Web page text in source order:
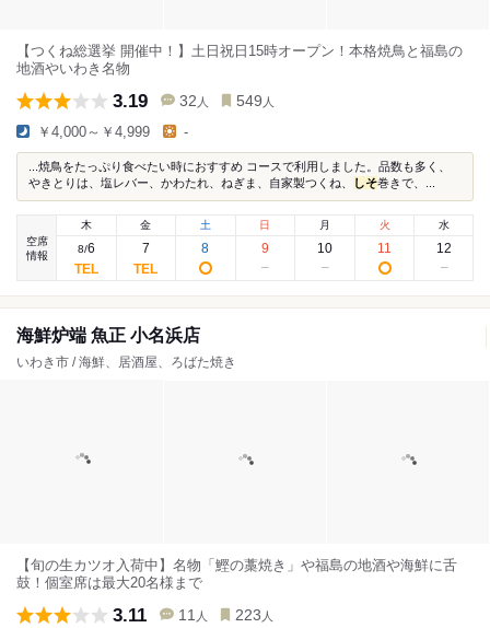
【つくね総選挙 開催中！】土日祝日15時オープン！本格焼鳥と福島の
地酒やいわき名物
3.19 32 人 549 人
￥4,000～￥4,999 -
...焼鳥をたっぷり食べたい時におすすめ コースで利用しました。品数も多く、
やきとりは、塩レバー、かわたれ、ねぎま、自家製つくね、
しそ巻きで、...
空席
情報
木
8/6
金
7
土
8
日
9
月
10
火
11
水
12
海鮮炉端 魚正 小名浜店
いわき市 / 海鮮、居酒屋、ろばた焼き
【旬の生カツオ入荷中】名物「鰹の藁焼き」や福島の地酒や海鮮に舌
鼓！個室席は最大20名様まで
3.11 11 人 223 人